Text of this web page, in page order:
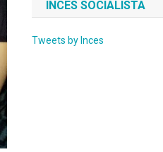
INCES SOCIALISTA
Tweets by Inces